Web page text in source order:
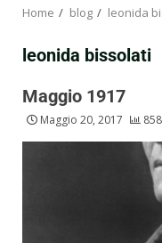
Home blog leonida
leonida bissolati
Maggio 1917
Maggio 20, 2017 858